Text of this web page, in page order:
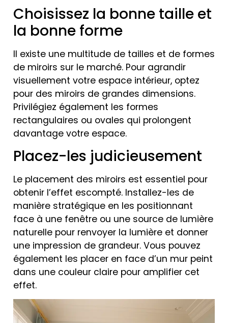
Choisissez la bonne taille et
la bonne forme
Il existe une multitude de tailles et de formes
de miroirs sur le marché. Pour agrandir
visuellement votre espace intérieur, optez
pour des miroirs de grandes dimensions.
Privilégiez également les formes
rectangulaires ou ovales qui prolongent
davantage votre espace.
Placez-les judicieusement
Le placement des miroirs est essentiel pour
obtenir l’effet escompté. Installez-les de
manière stratégique en les positionnant
face à une fenêtre ou une source de lumière
naturelle pour renvoyer la lumière et donner
une impression de grandeur. Vous pouvez
également les placer en face d’un mur peint
dans une couleur claire pour amplifier cet
effet.